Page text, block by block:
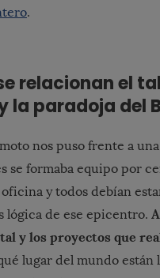
.
relacionan el
la paradoja del
nos puso frente a
se formaba equipo por
y todos debían
lógica de ese epicentro.
y los proyectos que
lugar del mundo están